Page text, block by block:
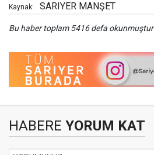
Kaynak: SARIYER MANŞET
Bu haber toplam 5416 defa okunmuştur
HABERE YORUM KAT